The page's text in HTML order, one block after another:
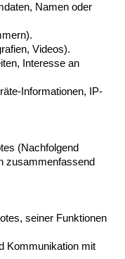
Namen oder
Videos).
Interesse an
Informationen, IP-
(Nachfolgend
zusammenfassend
seiner Funktionen
Kommunikation mit